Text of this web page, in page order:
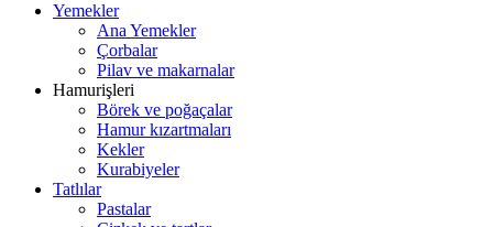
Yemekler
Ana Yemekler
Çorbalar
Pilav ve makarnalar
Hamurişleri
Börek ve poğaçalar
Hamur kızartmaları
Kekler
Kurabiyeler
Tatlılar
Pastalar